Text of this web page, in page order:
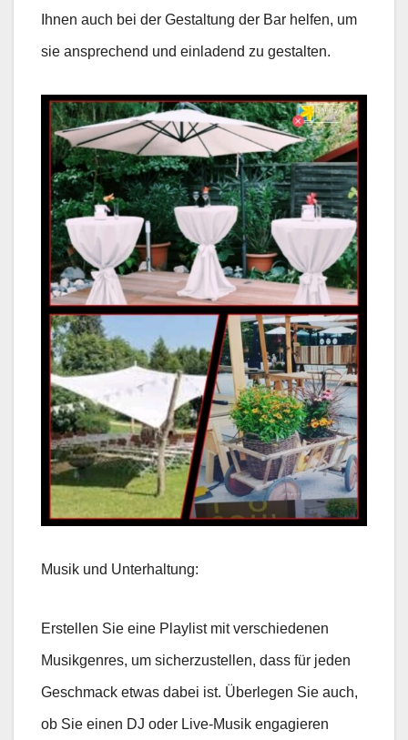
Ihnen auch bei der Gestaltung der Bar helfen, um
sie ansprechend und einladend zu gestalten.
Musik und Unterhaltung:
Erstellen Sie eine Playlist mit verschiedenen
Musikgenres, um sicherzustellen, dass für jeden
Geschmack etwas dabei ist. Überlegen Sie auch,
ob Sie einen DJ oder Live-Musik engagieren